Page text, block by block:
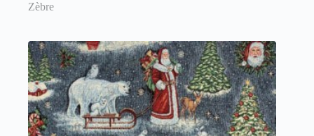
Zèbre